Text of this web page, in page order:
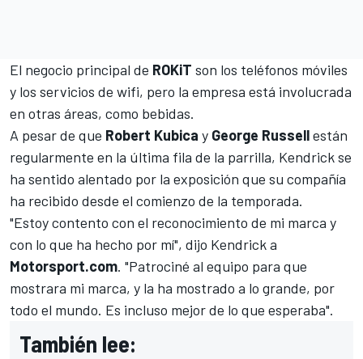
El negocio principal de ROKiT son los teléfonos móviles
y los servicios de wifi, pero la empresa está involucrada
en otras áreas, como bebidas.
A pesar de que Robert Kubica y George Russellestán
regularmente en la última fila de la parrilla, Kendrick se
ha sentido alentado por la exposición que su compañía
ha recibido desde el comienzo de la temporada.
"Estoy contento con el reconocimiento de mi marca y
con lo que ha hecho por mí", dijo Kendrick a
Motorsport.com. "Patrociné al equipo para que
mostrara mi marca, y la ha mostrado a lo grande, por
todo el mundo. Es incluso mejor de lo que esperaba".
También lee: